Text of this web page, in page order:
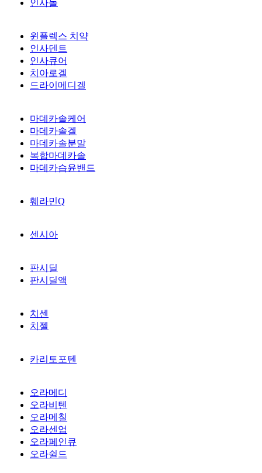
인사돌
윈플렉스 치약
인사덴트
인사큐어
치아로겔
드라이메디겔
마데카솔케어
마데카솔겔
마데카솔분말
복합마데카솔
마데카습윤밴드
훼라민Q
센시아
판시딜
판시딜액
치센
치젤
카리토포텐
오라메디
오라비텐
오라메칠
오라센업
오라페인큐
오라쉴드